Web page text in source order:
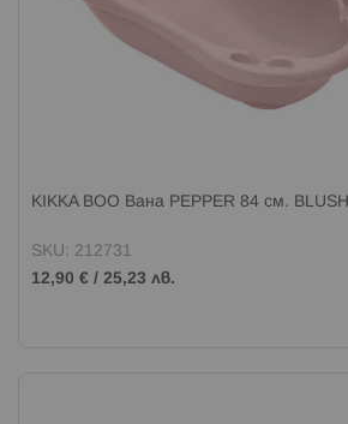
KIKKA BOO Вана PEPPER 84 см. BLUSH
SKU: 212731
12,90 € / 25,23 лв.